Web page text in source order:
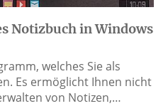
Notizbuch in Windows
welches Sie als
Es ermöglicht Ihnen nicht
von Notizen,…